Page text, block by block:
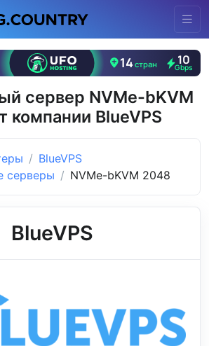
сервер NVMe-bKVM
компании BlueVPS
BlueVPS
серверы
NVMe-bKVM 2048
BlueVPS